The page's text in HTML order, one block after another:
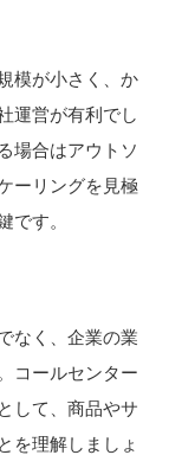
模が小さく、か
運営が有利でし
場合はアウトソ
ーリングを見極
です。
なく、企業の業
コールセンター
して、商品やサ
を理解しましょ